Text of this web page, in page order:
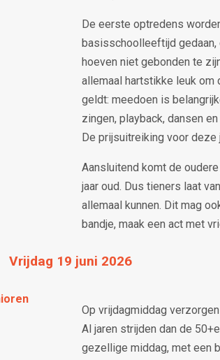
De eerste optredens
basisschoolleeftijd gedaan,
hoeven niet gebonden te
allemaal hartstikke leuk om
geldt: meedoen is
zingen, playback, dansen
De prijsuitreiking voor
Aansluitend komt de
jaar oud. Dus tieners laat
allemaal kunnen. Dit mag
bandje, maak een act met
Vrijdag 19 juni 2026
Op vrijdagmiddag
Al jaren strijden dan de
gezellige middag, met een